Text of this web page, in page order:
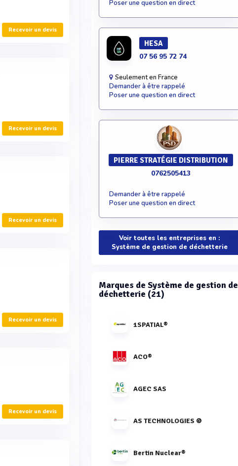
Recevoir un devis
Recevoir un devis
Recevoir un devis
Recevoir un devis
Recevoir un devis
Poser une question en direct
HESA
07 56 95 72 74
Seulement en France
Demander à être rappelé
Poser une question en direct
PIERRE STRATÉGIE DISTRIBUTION
0762505413
Demander à être rappelé
Poser une question en direct
Voir toutes les entreprises en :
Système de gestion de déchetterie
Marques de Système de gestion de
déchetterie (21)
1SPATIAL®
ACO®
AGEC SAS
AS TECHNOLOGIES ©
Bertin Nuclear®